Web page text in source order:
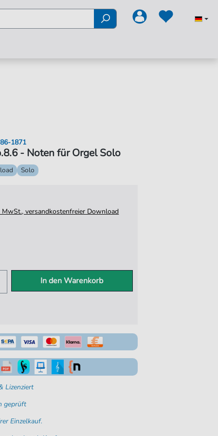
- Noten für Orgel Solo
1871
Solo
MwSt., versandkostenfreier Download
In den Warenkorb
Lizenziert
geprüft
Einzelkauf.